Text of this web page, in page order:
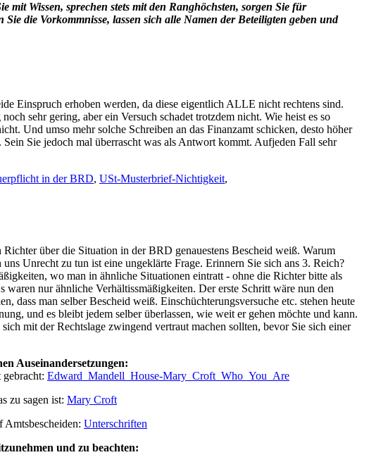
mit Wissen, sprechen stets mit den Ranghöchsten, sorgen Sie für
Sie die Vorkommnisse, lassen sich alle Namen der Beteiligten geben und
Einspruch erhoben werden, da diese eigentlich ALLE nicht rechtens sind.
sehr gering, aber ein Versuch schadet trotzdem nicht. Wie heist es so
Und umso mehr solche Schreiben an das Finanzamt schicken, desto höher
Sie jedoch mal überrascht was als Antwort kommt. Aufjeden Fall sehr
in der BRD, USt-Musterbrief-Nichtigkeit,
Richter über die Situation in der BRD genauestens Bescheid weiß. Warum
Unrecht zu tun ist eine ungeklärte Frage. Erinnern Sie sich ans 3. Reich?
wo man in ähnliche Situationen eintratt - ohne die Richter bitte als
waren nur ähnliche Verhältissmäßigkeiten. Der erste Schritt wäre nun den
dass man selber Bescheid weiß. Einschüchterungsversuche etc. stehen heute
und es bleibt jedem selber überlassen, wie weit er gehen möchte und kann.
mit der Rechtslage zwingend vertraut machen sollten, bevor Sie sich einer
Auseinandersetzungen:
Edward_Mandell_House-Mary_Croft_Who_You_Are
zu sagen ist: Mary Croft
Amtsbescheiden: Unterschriften
und zu beachten: